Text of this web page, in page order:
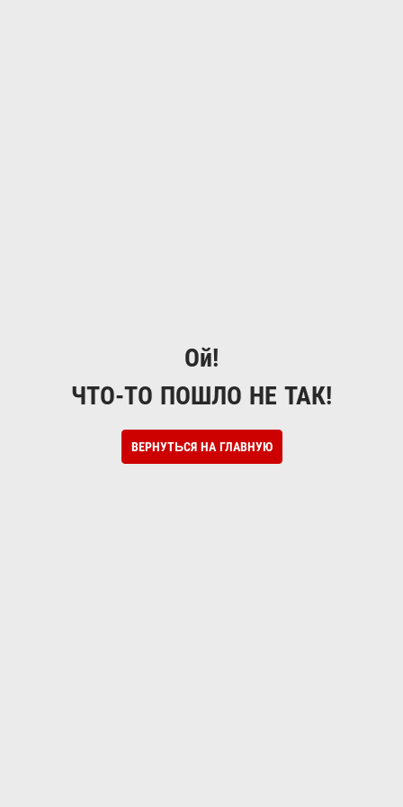
Ой!
ЧТО-ТО ПОШЛО НЕ ТАК!
ВЕРНУТЬСЯ НА ГЛАВНУЮ